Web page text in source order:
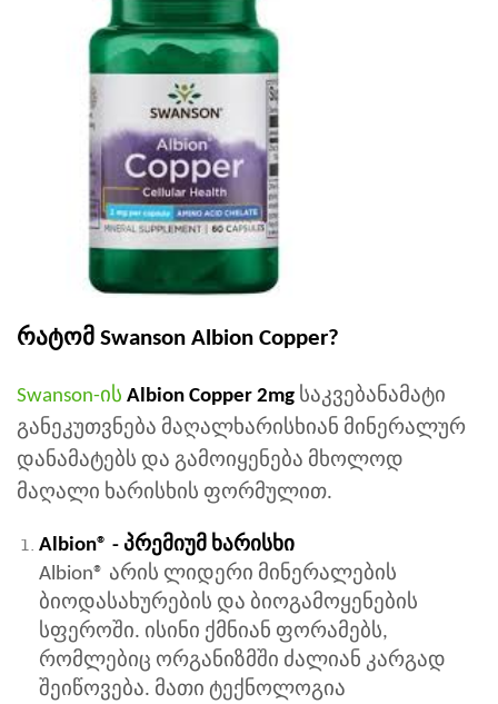
რატომ Swanson Albion Copper?
Swanson-ის Albion Copper 2mg საკვებანამატი
განეკუთვნება მაღალხარისხიან მინერალურ
დანამატებს და გამოიყენება მხოლოდ
მაღალი ხარისხის ფორმულით.
Albion® - პრემიუმ ხარისხი
Albion® არის ლიდერი მინერალების
ბიოდასახურების და ბიოგამოყენების
სფეროში. ისინი ქმნიან ფორამებს,
რომლებიც ორგანიზმში ძალიან კარგად
შეიწოვება. მათი ტექნოლოგია